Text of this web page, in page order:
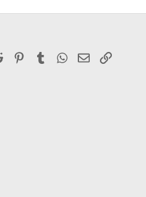
Reddit PinterestTumblr WhatsApp
E-mailLink